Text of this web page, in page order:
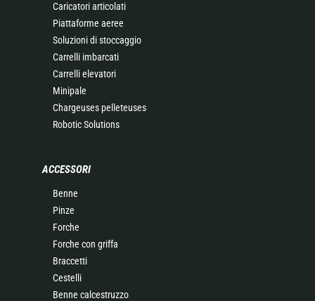
Caricatori articolati
Piattaforme aeree
Soluzioni di stoccaggio
Carrelli imbarcati
Carrelli elevatori
Minipale
Chargeuses pelleteuses
Robotic Solutions
ACCESSORI
Benne
Pinze
Forche
Forche con griffa
Braccetti
Cestelli
Benne calcestruzzo